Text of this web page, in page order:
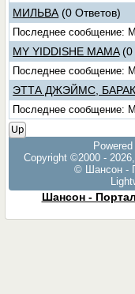
МИЛЬВА (0 Ответов)
Последнее сообщение:
MY YIDDISHE MAMA (0
Последнее сообщение:
ЭТТА ДЖЭЙМС,
Последнее сообщение:
Up
Copyright ©2000 -
© Шансон -
Шансон - Портал